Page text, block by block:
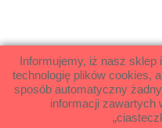
Informujemy, iż nasz
technologię plików cookies,
sposób automatyczny
informacji zawartych